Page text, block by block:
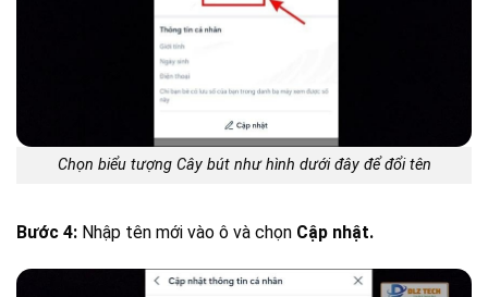
Chọn biểu tượng Cây bút như hình dưới đây để đổi tên
Bước 4: Nhập tên mới vào ô và chọn Cập nhật.